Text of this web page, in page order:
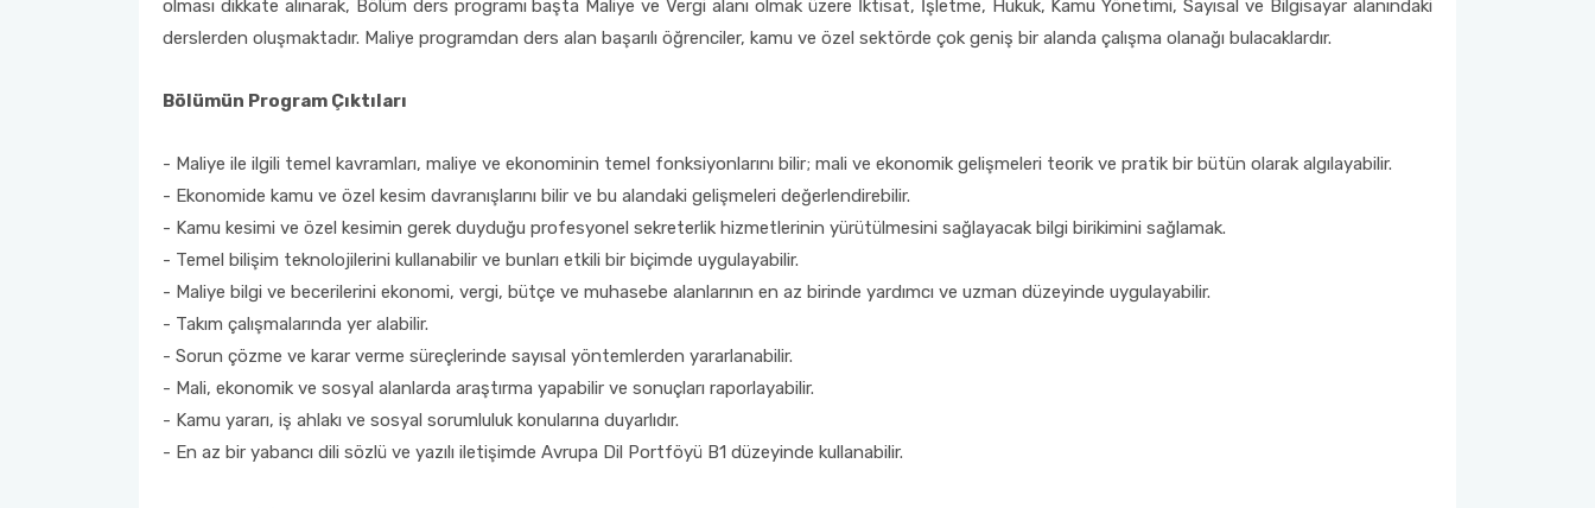
olması dikkate alınarak, Bölüm ders programı başta Maliye ve Vergi alanı olmak üzere İktisat, İşletme, Hukuk, Kamu Yönetimi, Sayısal ve Bilgisayar alanındaki
derslerden oluşmaktadır. Maliye programdan ders alan başarılı öğrenciler, kamu ve özel sektörde çok geniş bir alanda çalışma olanağı bulacaklardır.
Bölümün Program Çıktıları
- Maliye ile ilgili temel kavramları, maliye ve ekonominin temel fonksiyonlarını bilir; mali ve ekonomik gelişmeleri teorik ve pratik bir bütün olarak algılayabilir.
- Ekonomide kamu ve özel kesim davranışlarını bilir ve bu alandaki gelişmeleri değerlendirebilir.
- Kamu kesimi ve özel kesimin gerek duyduğu profesyonel sekreterlik hizmetlerinin yürütülmesini sağlayacak bilgi birikimini sağlamak.
- Temel bilişim teknolojilerini kullanabilir ve bunları etkili bir biçimde uygulayabilir.
- Maliye bilgi ve becerilerini ekonomi, vergi, bütçe ve muhasebe alanlarının en az birinde yardımcı ve uzman düzeyinde uygulayabilir.
- Takım çalışmalarında yer alabilir.
- Sorun çözme ve karar verme süreçlerinde sayısal yöntemlerden yararlanabilir.
- Mali, ekonomik ve sosyal alanlarda araştırma yapabilir ve sonuçları raporlayabilir.
- Kamu yararı, iş ahlakı ve sosyal sorumluluk konularına duyarlıdır.
- En az bir yabancı dili sözlü ve yazılı iletişimde Avrupa Dil Portföyü B1 düzeyinde kullanabilir.